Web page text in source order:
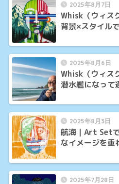
2025年8月7日
Whisk（ウィス
背景×スタイル
2025年8月6日
Whisk（ウィス
潜水艦になって
2025年8月3日
航海｜Art Set
なイメージを重
2025年7月28日